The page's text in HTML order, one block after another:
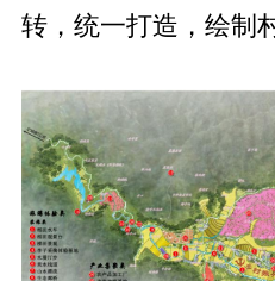
转，统一打造，绘制